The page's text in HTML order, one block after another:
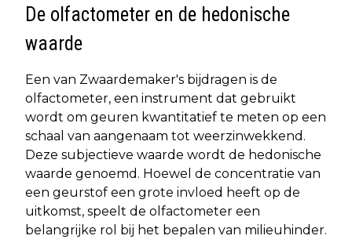
De olfactometer en de hedonische
waarde
Een van Zwaardemaker's bijdragen is de
olfactometer, een instrument dat gebruikt
wordt om geuren kwantitatief te meten op een
schaal van aangenaam tot weerzinwekkend.
Deze subjectieve waarde wordt de hedonische
waarde genoemd. Hoewel de concentratie van
een geurstof een grote invloed heeft op de
uitkomst, speelt de olfactometer een
belangrijke rol bij het bepalen van milieuhinder.